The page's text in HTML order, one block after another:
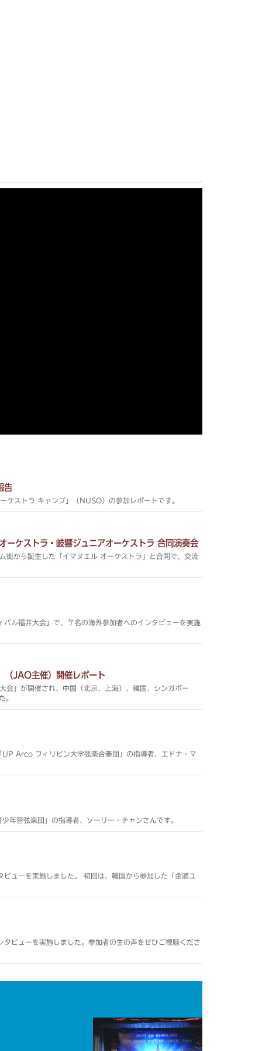
告
ストラ キャンプ」（NUSO）の参加レポートです。
ーケストラ・岐響ジュニアオーケストラ 合同演奏会
から誕生した「イマヌエル オーケストラ」と合同で、交流
ル福井大会」で、７名の海外参加者へのインタビューを実施
（JAO主催）開催レポート
」が開催され、中国（北京、上海）、韓国、シンガポー
。
Arco フィリピン大学弦楽合奏団」の指導者、エドナ・マ
年管弦楽団」の指導者、ソーリー・チャンさんです。
ューを実施しました。 初回は、韓国から参加した「金浦ユ
ビューを実施しました。参加者の生の声をぜひご視聴くださ